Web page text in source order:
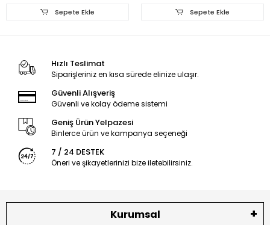
Sepete Ekle Sepete Ekle
Hızlı Teslimat
Siparişleriniz en kısa sürede elinize ulaşır.
Güvenli Alışveriş
Güvenli ve kolay ödeme sistemi
Geniş Ürün Yelpazesi
Binlerce ürün ve kampanya seçeneği
7 / 24 DESTEK
Öneri ve şikayetlerinizi bize iletebilirsiniz.
Kurumsal